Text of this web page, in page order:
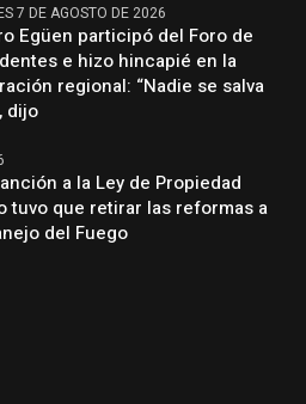
7 DE AGOSTO DE 2026
Egüen participó del Foro de
e hizo hincapié en la
regional: “Nadie se salva
dijo
a la Ley de Propiedad
tuvo que retirar las reformas a
del Fuego